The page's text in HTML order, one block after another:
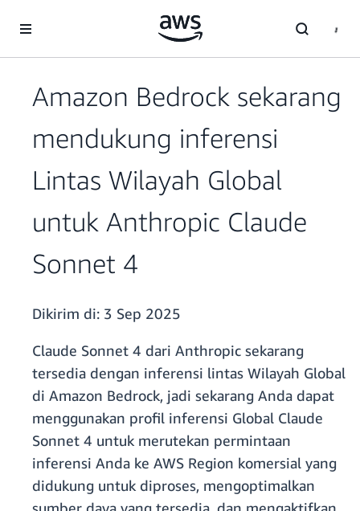
Amazon Bedrock sekarang
mendukung inferensi
Lintas Wilayah Global
untuk Anthropic Claude
Sonnet 4
Dikirim di: 3 Sep 2025
Claude Sonnet 4 dari Anthropic sekarang
tersedia dengan inferensi lintas Wilayah Global
di Amazon Bedrock, jadi sekarang Anda dapat
menggunakan profil inferensi Global Claude
Sonnet 4 untuk merutekan permintaan
inferensi Anda ke AWS Region komersial yang
didukung untuk diproses, mengoptimalkan